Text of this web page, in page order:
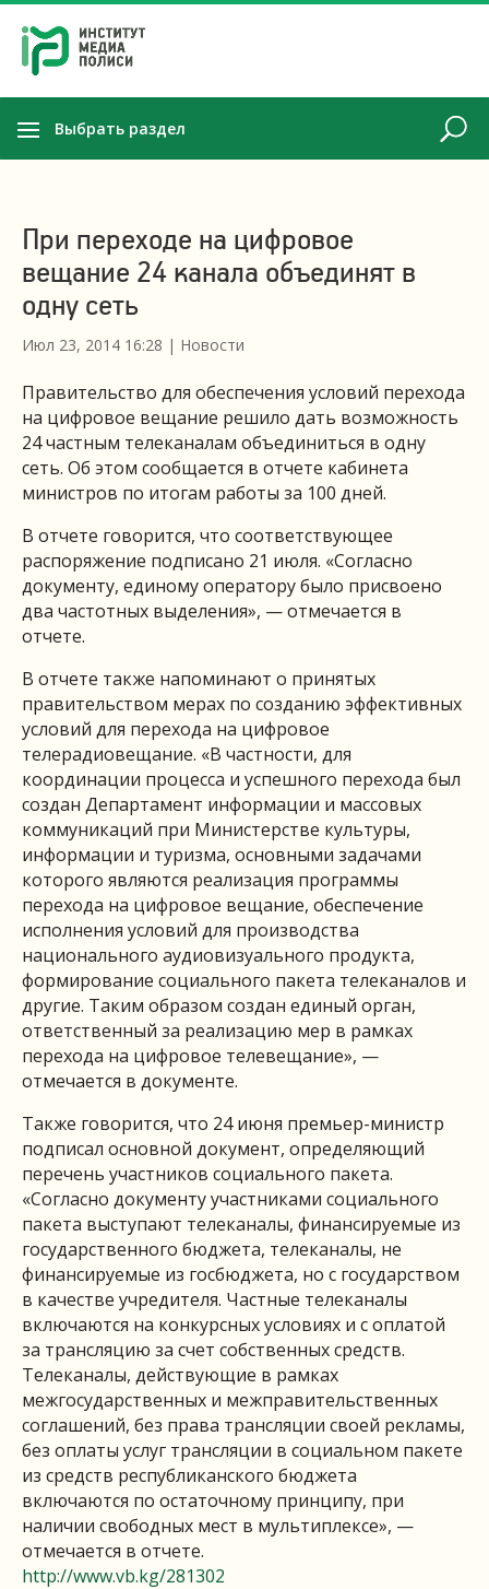
Выбрать раздел
При переходе на цифровое
вещание 24 канала объединят в
одну сеть
Июл 23, 2014 16:28 | Новости
Правительство для обеспечения условий перехода
на цифровое вещание решило дать возможность
24 частным телеканалам объединиться в одну
сеть. Об этом сообщается в отчете кабинета
министров по итогам работы за 100 дней.
В отчете говорится, что соответствующее
распоряжение подписано 21 июля. «Согласно
документу, единому оператору было присвоено
два частотных выделения», — отмечается в
отчете.
В отчете также напоминают о принятых
правительством мерах по созданию эффективных
условий для перехода на цифровое
телерадиовещание. «В частности, для
координации процесса и успешного перехода был
создан Департамент информации и массовых
коммуникаций при Министерстве культуры,
информации и туризма, основными задачами
которого являются реализация программы
перехода на цифровое вещание, обеспечение
исполнения условий для производства
национального аудиовизуального продукта,
формирование социального пакета телеканалов и
другие. Таким образом создан единый орган,
ответственный за реализацию мер в рамках
перехода на цифровое телевещание», —
отмечается в документе.
Также говорится, что 24 июня премьер-министр
подписал основной документ, определяющий
перечень участников социального пакета.
«Согласно документу участниками социального
пакета выступают телеканалы, финансируемые из
государственного бюджета, телеканалы, не
финансируемые из госбюджета, но с государством
в качестве учредителя. Частные телеканалы
включаются на конкурсных условиях и с оплатой
за трансляцию за счет собственных средств.
Телеканалы, действующие в рамках
межгосударственных и межправительственных
соглашений, без права трансляции своей рекламы,
без оплаты услуг трансляции в социальном пакете
из средств республиканского бюджета
включаются по остаточному принципу, при
наличии свободных мест в мультиплексе», —
отмечается в отчете.
http://www.vb.kg/281302